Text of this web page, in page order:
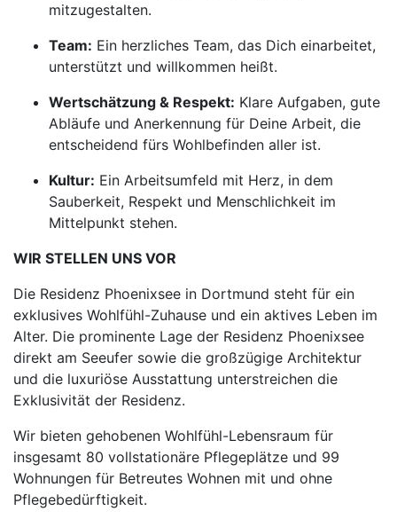
mitzugestalten.
Team: Ein herzliches Team, das Dich einarbeitet,
unterstützt und willkommen heißt.
Wertschätzung & Respekt: Klare Aufgaben, gute
Abläufe und Anerkennung für Deine Arbeit, die
entscheidend fürs Wohlbefinden aller ist.
Kultur: Ein Arbeitsumfeld mit Herz, in dem
Sauberkeit, Respekt und Menschlichkeit im
Mittelpunkt stehen.
WIR STELLEN UNS VOR
Die Residenz Phoenixsee in Dortmund steht für ein
exklusives Wohlfühl-Zuhause und ein aktives Leben im
Alter. Die prominente Lage der Residenz Phoenixsee
direkt am Seeufer sowie die großzügige Architektur
und die luxuriöse Ausstattung unterstreichen die
Exklusivität der Residenz.
Wir bieten gehobenen Wohlfühl-Lebensraum für
insgesamt 80 vollstationäre Pflegeplätze und 99
Wohnungen für Betreutes Wohnen mit und ohne
Pflegebedürftigkeit.